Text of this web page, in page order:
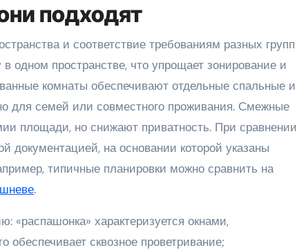
подходят
пространстве, что упрощает зонирование и
комнаты обеспечивают отдельные спальные и
для семей или совместного проживания. Смежные
площади, но снижают приватность. При сравнении
документацией, на основании которой указаны
типичные планировки можно сравнить на
.
«распашонка» характеризуется окнами,
сквозное проветривание;